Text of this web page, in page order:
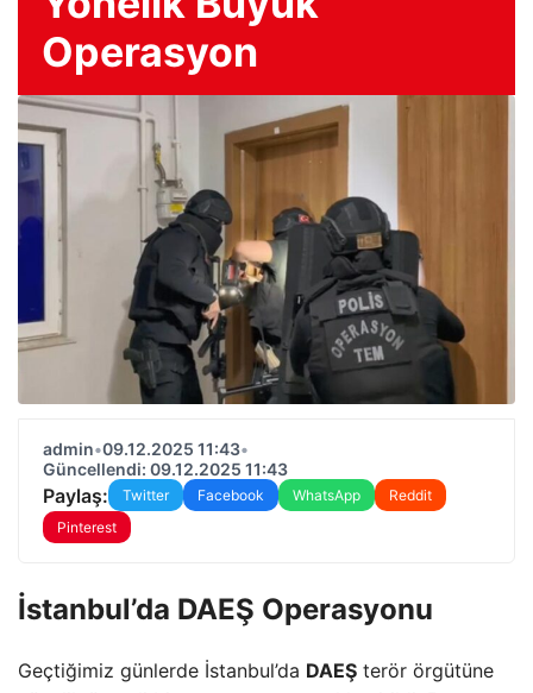
Operasyon
admin•09.12.2025 11:43•
Güncellendi: 09.12.2025 11:43
Paylaş: Twitter Facebook WhatsApp
Reddit
Pinterest
İstanbul’da DAEŞ Operasyonu
Geçtiğimiz günlerde İstanbul’da DAEŞ terör örgütüne